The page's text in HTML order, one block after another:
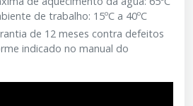
de trabalho: 15ºC a 40ºC
de 12 meses contra defeitos
indicado no manual do